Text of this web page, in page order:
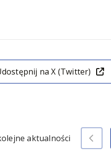
na X (Twitter)
aktualności